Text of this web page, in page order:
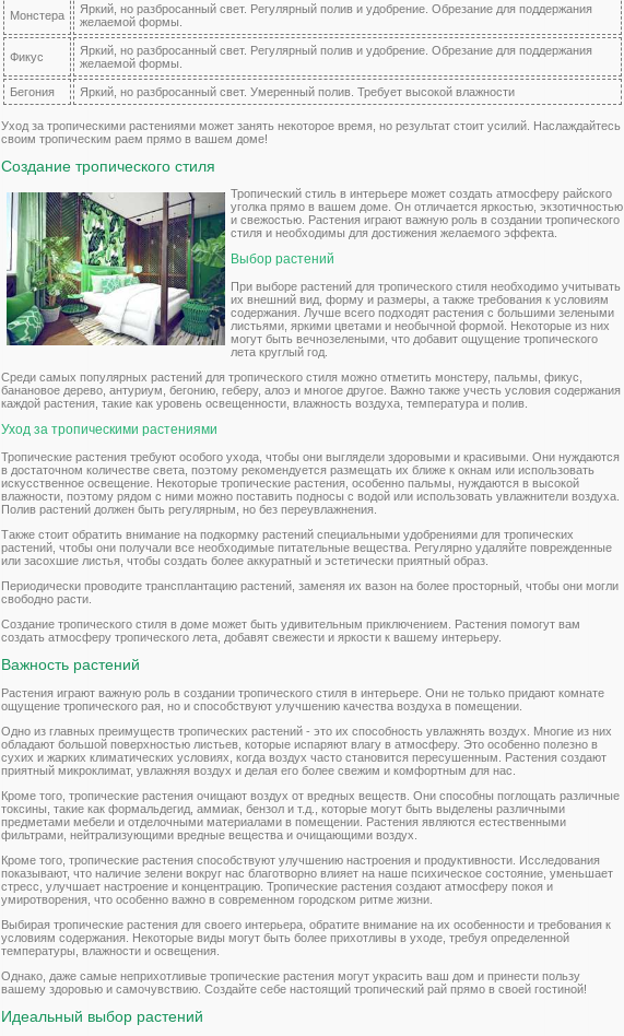
Монстера
Яркий, но разбросанный свет. Регулярный полив и удобрение. Обрезание для поддержания
желаемой формы.
Фикус
Яркий, но разбросанный свет. Регулярный полив и удобрение. Обрезание для поддержания
желаемой формы.
Бегония Яркий, но разбросанный свет. Умеренный полив. Требует высокой влажности
Уход за тропическими растениями может занять некоторое время, но результат стоит усилий. Наслаждайтесь
своим тропическим раем прямо в вашем доме!
Создание тропического стиля
Тропический стиль в интерьере может создать атмосферу райского
уголка прямо в вашем доме. Он отличается яркостью, экзотичностью
и свежостью. Растения играют важную роль в создании тропического
стиля и необходимы для достижения желаемого эффекта.
Выбор растений
При выборе растений для тропического стиля необходимо учитывать
их внешний вид, форму и размеры, а также требования к условиям
содержания. Лучше всего подходят растения с большими зелеными
листьями, яркими цветами и необычной формой. Некоторые из них
могут быть вечнозелеными, что добавит ощущение тропического
лета круглый год.
Среди самых популярных растений для тропического стиля можно отметить монстеру, пальмы, фикус,
банановое дерево, антуриум, бегонию, геберу, алоэ и многое другое. Важно также учесть условия содержания
каждой растения, такие как уровень освещенности, влажность воздуха, температура и полив.
Уход за тропическими растениями
Тропические растения требуют особого ухода, чтобы они выглядели здоровыми и красивыми. Они нуждаются
в достаточном количестве света, поэтому рекомендуется размещать их ближе к окнам или использовать
искусственное освещение. Некоторые тропические растения, особенно пальмы, нуждаются в высокой
влажности, поэтому рядом с ними можно поставить подносы с водой или использовать увлажнители воздуха.
Полив растений должен быть регулярным, но без переувлажнения.
Также стоит обратить внимание на подкормку растений специальными удобрениями для тропических
растений, чтобы они получали все необходимые питательные вещества. Регулярно удаляйте поврежденные
или засохшие листья, чтобы создать более аккуратный и эстетически приятный образ.
Периодически проводите трансплантацию растений, заменяя их вазон на более просторный, чтобы они могли
свободно расти.
Создание тропического стиля в доме может быть удивительным приключением. Растения помогут вам
создать атмосферу тропического лета, добавят свежести и яркости к вашему интерьеру.
Важность растений
Растения играют важную роль в создании тропического стиля в интерьере. Они не только придают комнате
ощущение тропического рая, но и способствуют улучшению качества воздуха в помещении.
Одно из главных преимуществ тропических растений - это их способность увлажнять воздух. Многие из них
обладают большой поверхностью листьев, которые испаряют влагу в атмосферу. Это особенно полезно в
сухих и жарких климатических условиях, когда воздух часто становится пересушенным. Растения создают
приятный микроклимат, увлажняя воздух и делая его более свежим и комфортным для нас.
Кроме того, тропические растения очищают воздух от вредных веществ. Они способны поглощать различные
токсины, такие как формальдегид, аммиак, бензол и т.д., которые могут быть выделены различными
предметами мебели и отделочными материалами в помещении. Растения являются естественными
фильтрами, нейтрализующими вредные вещества и очищающими воздух.
Кроме того, тропические растения способствуют улучшению настроения и продуктивности. Исследования
показывают, что наличие зелени вокруг нас благотворно влияет на наше психическое состояние, уменьшает
стресс, улучшает настроение и концентрацию. Тропические растения создают атмосферу покоя и
умиротворения, что особенно важно в современном городском ритме жизни.
Выбирая тропические растения для своего интерьера, обратите внимание на их особенности и требования к
условиям содержания. Некоторые виды могут быть более прихотливы в уходе, требуя определенной
температуры, влажности и освещения.
Однако, даже самые неприхотливые тропические растения могут украсить ваш дом и принести пользу
вашему здоровью и самочувствию. Создайте себе настоящий тропический рай прямо в своей гостиной!
Идеальный выбор растений